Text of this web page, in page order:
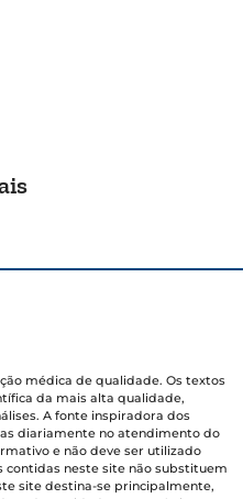
médica de qualidade. Os textos
da mais alta qualidade,
A fonte inspiradora dos
diariamente no atendimento do
e não deve ser utilizado
contidas neste site não substituem
site destina-se principalmente,